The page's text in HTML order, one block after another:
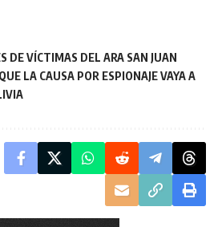
DE VÍCTIMAS DEL ARA SAN JUAN
LA CAUSA POR ESPIONAJE VAYA A